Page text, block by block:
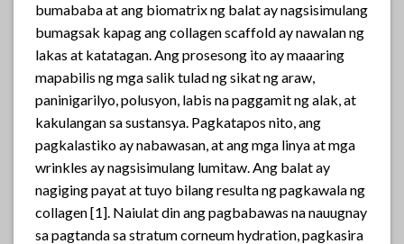
bumababa at ang biomatrix ng balat ay nagsisimulang
bumagsak kapag ang collagen scaffold ay nawalan ng
lakas at katatagan. Ang prosesong ito ay maaaring
mapabilis ng mga salik tulad ng sikat ng araw,
paninigarilyo, polusyon, labis na paggamit ng alak, at
kakulangan sa sustansya. Pagkatapos nito, ang
pagkalastiko ay nabawasan, at ang mga linya at mga
wrinkles ay nagsisimulang lumitaw. Ang balat ay
nagiging payat at tuyo bilang resulta ng pagkawala ng
collagen [1]. Naiulat din ang pagbabawas na nauugnay
sa pagtanda sa stratum corneum hydration, pagkasira